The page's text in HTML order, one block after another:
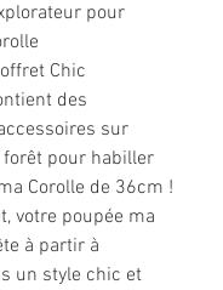
pour
Chic
des
sur
pour habiller
Corolle de 36cm !
votre poupée ma
à partir à
un style chic et